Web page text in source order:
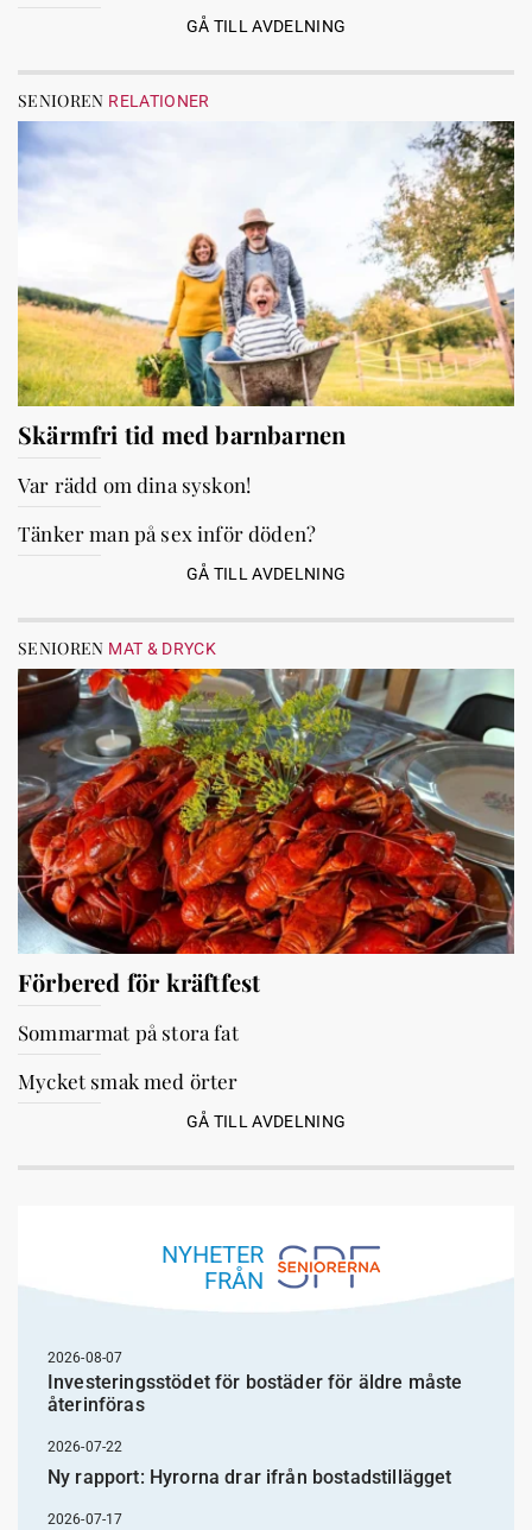
GÅ TILL AVDELNING
SENIOREN RELATIONER
Skärmfri tid med barnbarnen
Var rädd om dina syskon!
Tänker man på sex inför döden?
GÅ TILL AVDELNING
SENIOREN MAT & DRYCK
Förbered för kräftfest
Sommarmat på stora fat
Mycket smak med örter
GÅ TILL AVDELNING
NYHETER
FRÅN
2026-08-07
Investeringsstödet för bostäder för äldre måste
återinföras
2026-07-22
Ny rapport: Hyrorna drar ifrån bostadstillägget
2026-07-17